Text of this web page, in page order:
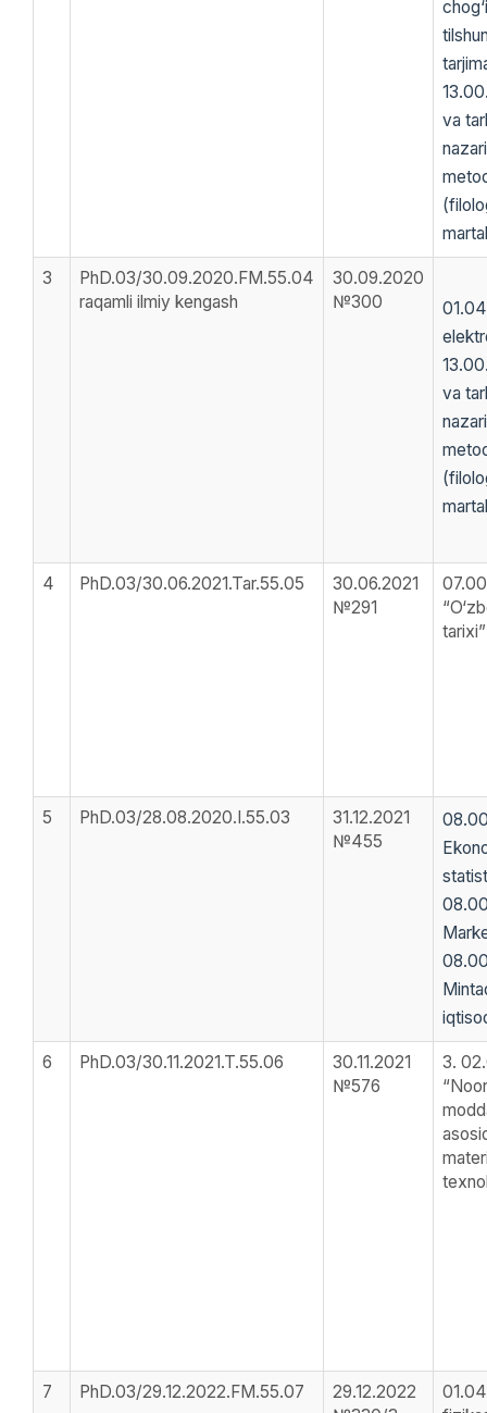
va
3
PhD.03/30.09.2020.FM.55.04
raqamli ilmiy kengash
30.09.2020
№300
va
4 PhD.03/30.06.2021.Tar.55.05
30.06.2021
№291
tarixi”
5 PhD.03/28.08.2020.I.55.03
31.12.2021
№455
6 PhD.03/30.11.2021.T.55.06
30.11.2021
№576
3.
7 PhD.03/29.12.2022.FM.55.07
29.12.2022